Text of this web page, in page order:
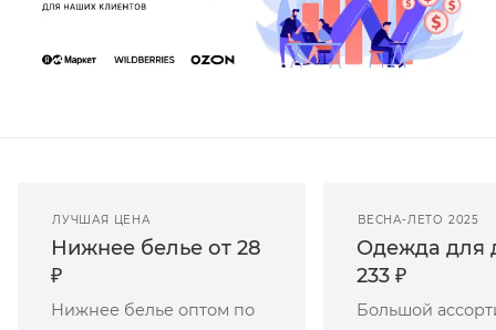
ЛУЧШАЯ ЦЕНА
Нижнее белье от 28
₽
Нижнее белье оптом по
ВЕСНА-ЛЕТО 2025
Одежда для
233 ₽
Большой